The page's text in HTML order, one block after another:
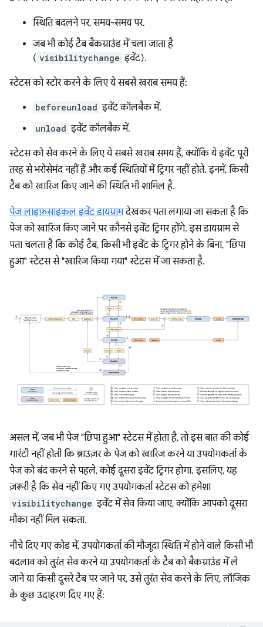
स्थिति बदलने पर, समय-समय पर.
जब भी कोई टैब बैकग्राउंड में चला जाता है
( visibilitychange इवेंट).
स्टेटस को स्टोर करने के लिए ये सबसे खराब समय हैं:
beforeunload इवेंट कॉलबैक में.
unload इवेंट कॉलबैक में.
स्टेटस को सेव करने के लिए ये सबसे खराब समय हैं, क्योंकि ये इवेंट पूरी
तरह से भरोसेमंद नहीं हैं और कई स्थितियों में ट्रिगर नहीं होते. इनमें, किसी
टैब को खारिज किए जाने की स्थिति भी शामिल है.
पेज लाइफ़साइकल इवेंट डायग्रामदेखकर पता लगाया जा सकता है कि
पेज को खारिज किए जाने पर कौनसे इवेंट ट्रिगर होंगे. इस डायग्राम से
पता चलता है कि कोई टैब, किसी भी इवेंट के ट्रिगर होने के बिना, "छिपा
हुआ" स्टेटस से "खारिज किया गया" स्टेटस में जा सकता है.
असल में, जब भी पेज "छिपा हुआ" स्टेटस में होता है, तो इस बात की कोई
गारंटी नहीं होती कि ब्राउज़र के पेज को खारिज करने या उपयोगकर्ता के
पेज को बंद करने से पहले, कोई दूसरा इवेंट ट्रिगर होगा. इसलिए, यह
ज़रूरी है कि सेव नहीं किए गए उपयोगकर्ता स्टेटस को हमेशा
visibilitychange इवेंट में सेव किया जाए, क्योंकि आपको दूसरा
मौका नहीं मिल सकता.
नीचे दिए गए कोड में, उपयोगकर्ता की मौजूदा स्थिति में होने वाले किसी भी
बदलाव को तुरंत सेव करने या उपयोगकर्ता के टैब को बैकग्राउंड में ले
जाने या किसी दूसरे टैब पर जाने पर, उसे तुरंत सेव करने के लिए, लॉजिक
के कुछ उदाहरण दिए गए हैं: